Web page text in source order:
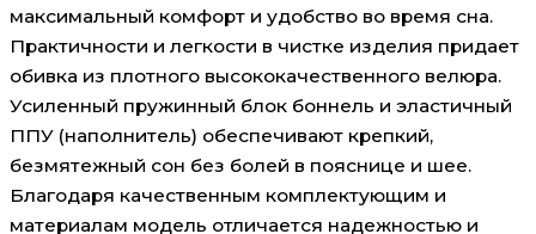
максимальный комфорт и удобство во время сна.
Практичности и легкости в чистке изделия придает
обивка из плотного высококачественного велюра.
Усиленный пружинный блок боннель и эластичный
ППУ (наполнитель) обеспечивают крепкий,
безмятежный сон без болей в пояснице и шее.
Благодаря качественным комплектующим и
материалам модель отличается надежностью и